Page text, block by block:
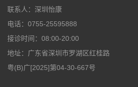
联系人：深圳怡康
电话：0755-25595888
接诊时间：08:00-20:00
地址：广东省深圳市罗湖区红桂路
粤(B)广[2025]第04-30-667号